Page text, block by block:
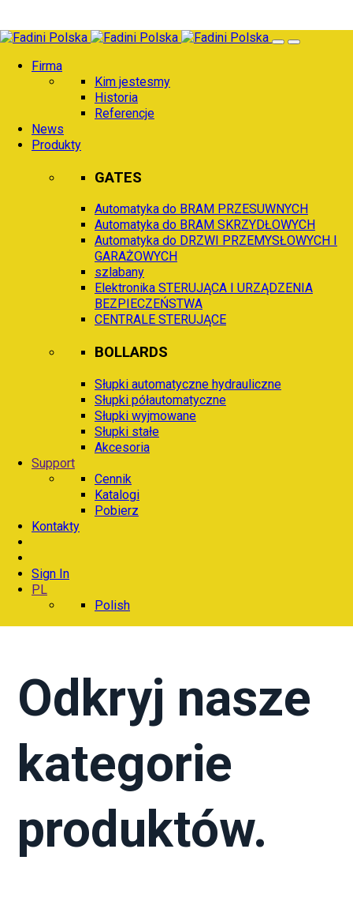
Przejdź
treści
Firma
Kim jestesmy
Historia
Referencje
News
Produkty
GATES
Automatyka do BRAM PRZESUWNYCH
Automatyka do BRAM SKRZYDŁOWYCH
Automatyka do DRZWI PRZEMYSŁOWYCH I
GARAŻOWYCH
szlabany
Elektronika STERUJĄCA I URZĄDZENIA
BEZPIECZEŃSTWA
CENTRALE STERUJĄCE
BOLLARDS
Słupki automatyczne hydrauliczne
Słupki półautomatyczne
Słupki wyjmowane
Słupki stałe
Akcesoria
Support
Cennik
Katalogi
Pobierz
Kontakty
Sign In
PL
Polish
Odkryj nasze
kategorie
produktów.